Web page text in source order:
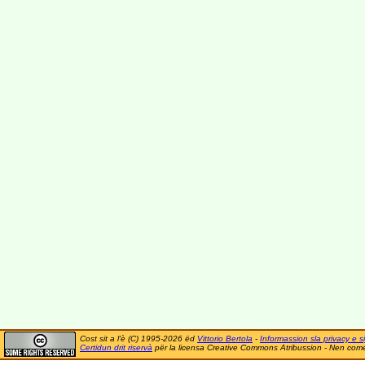
Cost sit a l'è (C) 1995-2026 ëd Vittorio Bertola - Informassion sla privacy e
Certidun drit riservà për la licensa Creative Commons Atribussion - Nen